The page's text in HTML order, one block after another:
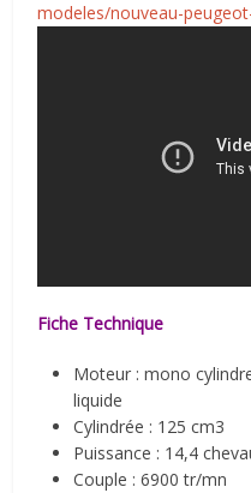
modeles/nouveau-
Fiche Technique
Moteur : mono
liquide
Cylindrée : 125 cm3
Puissance : 14,4
Couple : 6900 tr/mn